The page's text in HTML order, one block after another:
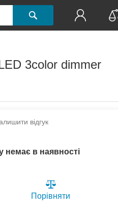
3color dimmer
відгук
немає в наявності
Порівняти